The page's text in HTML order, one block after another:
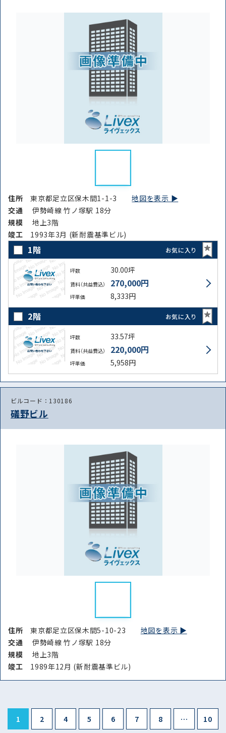
住所東京都足立区保木間1-1-3地図を表示 ▶︎
交通
伊勢崎線 竹ノ塚駅 18分
規模
地上3階
竣⼯ 1993年3月 (新耐震基準ビル)
1階 お気に入り
坪数 30.00坪
賃料（共益費込） 270,000円
坪単価 8,333円
2階 お気に入り
坪数 33.57坪
賃料（共益費込） 220,000円
坪単価 5,958円
ビルコード：130186
礒野ビル
住所東京都足立区保木間5-10-23 地図を表示 ▶︎
交通
伊勢崎線 竹ノ塚駅 18分
規模
地上3階
竣⼯ 1989年12月 (新耐震基準ビル)
1 2 4 5 6 7 8 … 10